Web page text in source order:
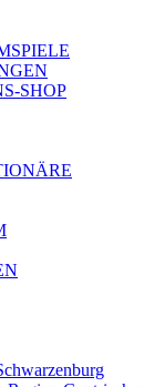
SHOP